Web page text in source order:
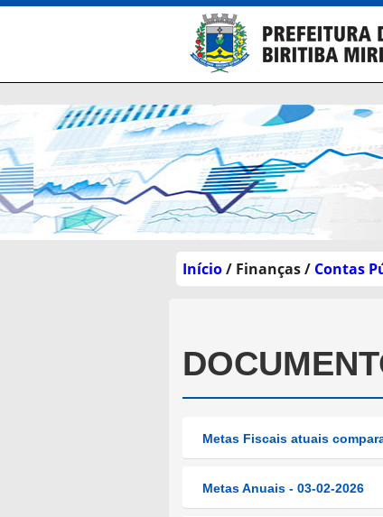
Início/ Finanças / Contas
Metas Fiscais atuais
Metas Anuais - 03-02-2026